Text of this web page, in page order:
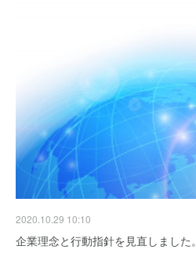
2020.10.29 10:10
企業理念と行動指針を見直しました。